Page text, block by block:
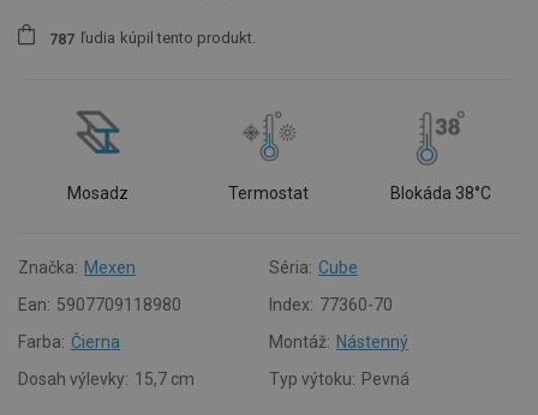
787 ľudia kúpil tento produkt.
Mosadz Termostat Blokáda 38°C
Značka: Mexen Séria: Cube
Ean: 5907709118980 Index: 77360-70
Farba: Čierna Montáž: Nástenný
Dosah výlevky: 15,7 cm Typ výtoku: Pevná